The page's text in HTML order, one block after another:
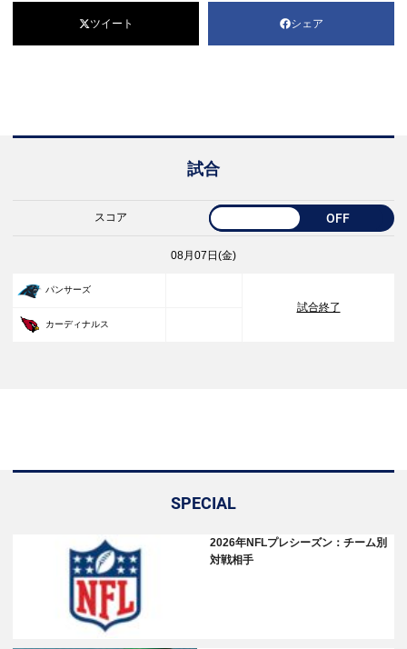
ツイート シェア
試合
スコア OFF
08月07日(金)
パンサーズ
試合終了
カーディナルス
SPECIAL
2026年NFLプレシーズン：チーム別
対戦相手